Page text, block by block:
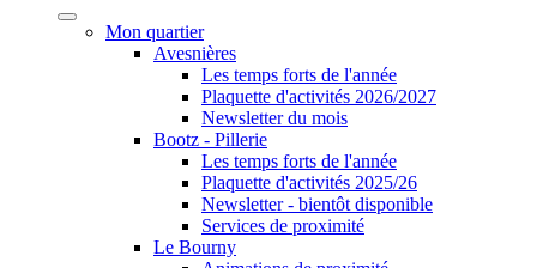
Mon quartier
Avesnières
Les temps forts de l'année
Plaquette d'activités 2026/2027
Newsletter du mois
Bootz - Pillerie
Les temps forts de l'année
Plaquette d'activités 2025/26
Newsletter - bientôt disponible
Services de proximité
Le Bourny